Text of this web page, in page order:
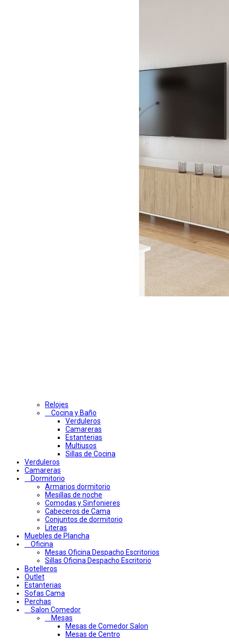
Relojes
Cocina y Baño
Verduleros
Camareras
Estanterias
Multiusos
Sillas de Cocina
Verduleros
Camareras
Dormitorio
Armarios dormitorio
Mesillas de noche
Comodas y Sinfonieres
Cabeceros de Cama
Conjuntos de dormitorio
Literas
Muebles de Plancha
Oficina
Mesas Oficina Despacho Escritorios
Sillas Oficina Despacho Escritorio
Botelleros
Outlet
Estanterias
Sofas Cama
Perchas
Salon Comedor
Mesas
Mesas de Comedor Salon
Mesas de Centro